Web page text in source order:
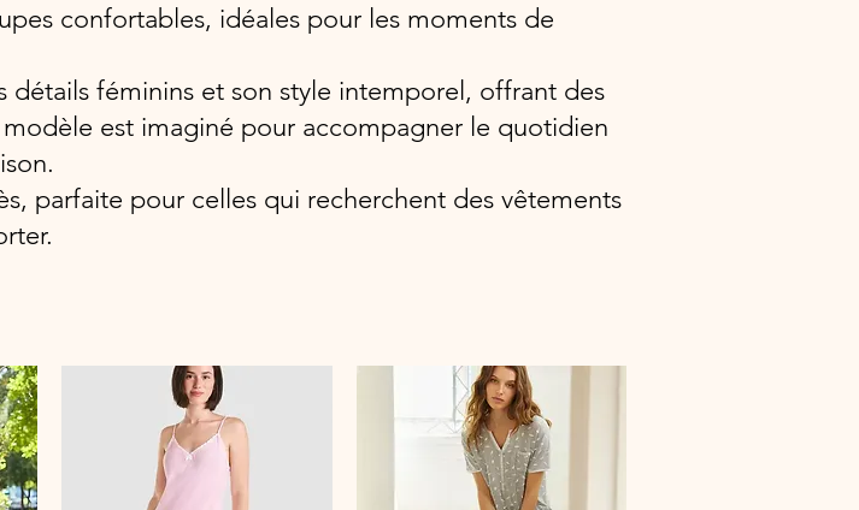
confortables, idéales pour les moments de
détails féminins et son style intemporel, offrant des
est imaginé pour accompagner le quotidien
parfaite pour celles qui recherchent des vêtements